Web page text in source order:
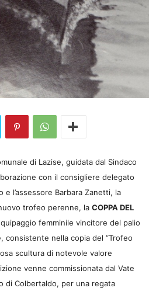
di Lazise, guidata dal Sindaco
con il consigliere delegato
e l’assessore Barbara Zanetti, la
trofeo perenne, la COPPA DEL
femminile vincitore del palio
consistente nella copia del “Trofeo
scultura di notevole valore
venne commissionata dal Vate
di Colbertaldo, per una regata